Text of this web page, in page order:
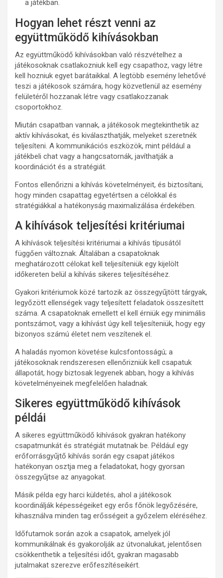
a játékban.
Hogyan lehet részt venni az
együttműködő kihívásokban
Az együttműködő kihívásokban való részvételhez a
játékosoknak csatlakozniuk kell egy csapathoz, vagy létre
kell hozniuk egyet barátaikkal. A legtöbb esemény lehetővé
teszi a játékosok számára, hogy közvetlenül az esemény
felületéről hozzanak létre vagy csatlakozzanak
csoportokhoz.
Miután csapatban vannak, a játékosok megtekinthetik az
aktív kihívásokat, és kiválaszthatják, melyeket szeretnék
teljesíteni. A kommunikációs eszközök, mint például a
játékbeli chat vagy a hangcsatornák, javíthatják a
koordinációt és a stratégiát.
Fontos ellenőrizni a kihívás követelményeit, és biztosítani,
hogy minden csapattag egyetértsen a célokkal és
stratégiákkal a hatékonyság maximalizálása érdekében.
A kihívások teljesítési kritériumai
A kihívások teljesítési kritériumai a kihívás típusától
függően változnak. Általában a csapatoknak
meghatározott célokat kell teljesíteniük egy kijelölt
időkereten belül a kihívás sikeres teljesítéséhez.
Gyakori kritériumok közé tartozik az összegyűjtött tárgyak,
legyőzött ellenségek vagy teljesített feladatok összesített
száma. A csapatoknak emellett el kell érniük egy minimális
pontszámot, vagy a kihívást úgy kell teljesíteniük, hogy egy
bizonyos számú életet nem veszítenek el.
A haladás nyomon követése kulcsfontosságú; a
játékosoknak rendszeresen ellenőrizniük kell csapatuk
állapotát, hogy biztosak legyenek abban, hogy a kihívás
követelményeinek megfelelően haladnak.
Sikeres együttműködő kihívások
példái
A sikeres együttműködő kihívások gyakran hatékony
csapatmunkát és stratégiát mutatnak be. Például egy
erőforrásgyűjtő kihívás során egy csapat játékos
hatékonyan osztja meg a feladatokat, hogy gyorsan
összegyűjtse az anyagokat.
Másik példa egy harci küldetés, ahol a játékosok
koordinálják képességeiket egy erős főnök legyőzésére,
kihasználva minden tag erősségeit a győzelem eléréséhez.
Időfutamok során azok a csapatok, amelyek jól
kommunikálnak és gyakorolják az útvonalukat, jelentősen
csökkenthetik a teljesítési időt, gyakran magasabb
jutalmakat szerezve erőfeszítéseikért.